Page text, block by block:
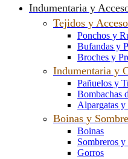
Indumentaria y
Tejidos y
Ponchos y
Bufandas y
Broches y
Indumentaria y
Pañuelos y
Bombachas
Alpargatas y
Boinas y
Boinas
Sombreros y
Gorros